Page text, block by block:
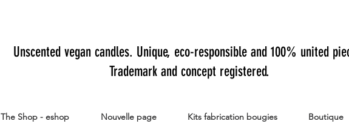
Unscented vegan candles. Unique, eco-responsible and 100% united
Trademark and concept registered.
The Shop - eshop Nouvelle page Kits fabrication bougies Boutique